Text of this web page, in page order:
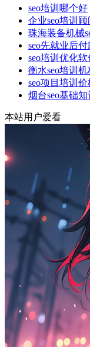
seo培训哪个好
企业seo培训顾
珠海装备机械
seo先就业后付
seo培训优化软
衡水seo培训机
seo项目培训价
烟台seo基础知
本站用户爱看